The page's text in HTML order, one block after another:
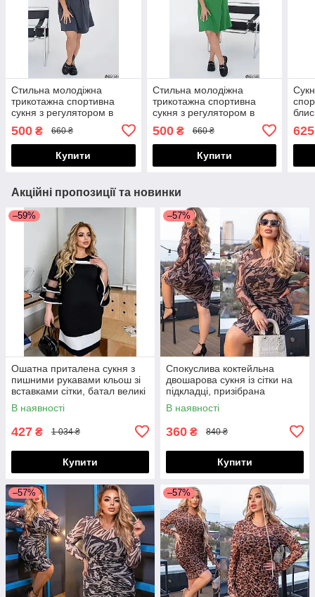
Стильна молодіжна
трикотажна спортивна
сукня з регулятором в
талії, норма і батал великі
розміри
500 ₴ 660 ₴
Купити
Стильна молодіжна
трикотажна спортивна
сукня з регулятором в
талії, норма і батал великі
розміри
500₴ 660 ₴
Купити
625
Акційні пропозиції та новинки
–59%
Ошатна приталена сукня з
пишними рукавами кльош зі
вставками сітки, батал великі
розміри
В наявності
427 ₴ 1 034 ₴
Купити
–57%
Спокуслива коктейльна
двошарова сукня із сітки на
підкладці, призібрана
спереду, норма і батал великі
розміри
В наявності
360 ₴ 840 ₴
Купити
–57% –57%